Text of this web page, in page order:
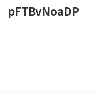
pFTBvNoaDP